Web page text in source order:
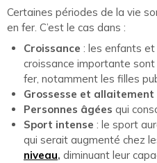
Certaines périodes de la vie
en fer. C’est le cas dans :
Croissance : les enfants
croissance importante
fer, notamment les filles
Grossesse et allaitement
Personnes âgées qui
Sport intense : le sport
qui serait augmenté chez
niveau, diminuant leur